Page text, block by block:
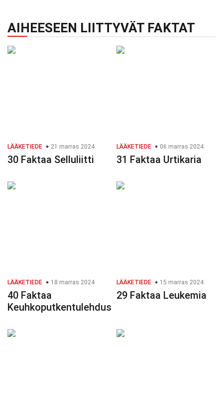
AIHEESEEN LIITTYVÄT FAKTAT
LÄÄKETIEDE 21 marras 2024
30 Faktaa Selluliitti
LÄÄKETIEDE 06 marras 2024
31 Faktaa Urtikaria
LÄÄKETIEDE 18 marras 2024
40 Faktaa
Keuhkoputkentulehdus
LÄÄKETIEDE 15 marras 2024
29 Faktaa Leukemia